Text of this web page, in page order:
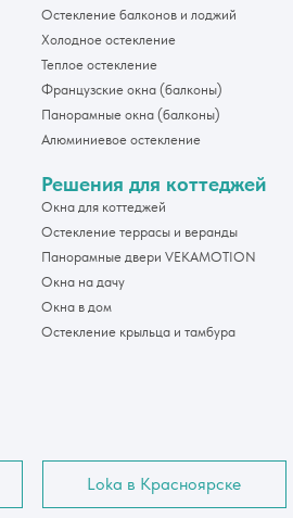
Остекление балконов и лоджий
Холодное остекление
Теплое остекление
Французские окна (балконы)
Панорамные окна (балконы)
Алюминиевое остекление
Решения для коттеджей
Окна для коттеджей
Остекление террасы и веранды
Панорамные двери VEKAMOTION
Окна на дачу
Окна в дом
Остекление крыльца и тамбура
Loka в Красноярске